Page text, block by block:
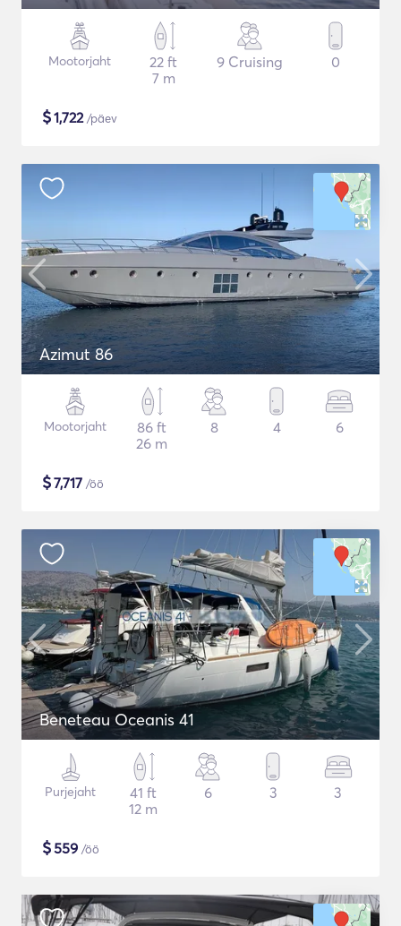
Mootorjaht
22 ft
7 m
9 Cruising 0
$1,722/päev
Azimut 86
Mootorjaht
86 ft
26 m
8 4 6
$7,717 /öö
Beneteau Oceanis 41
Purjejaht
41 ft
12 m
6 3 3
$559 /öö